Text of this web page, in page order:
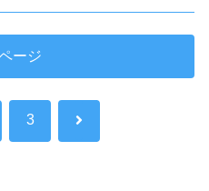
ージ
3 次